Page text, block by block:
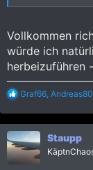
Vollkommen
würde ich
herbeizuführen
R
a
k
t
i
o
Graf66,
Staupp